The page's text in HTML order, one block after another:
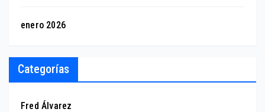
enero 2026
Categorías
Fred Álvarez